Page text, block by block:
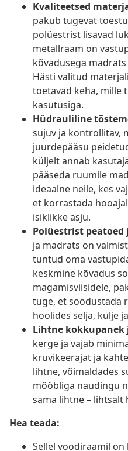
Kvaliteetsed
pakub tugevat
polüestrist lisavad
metallraam on
kõvadusega
Hästi valitud
toetavad keha, mille
kasutusiga.
Hüdrauliline
sujuv ja kontrollitav,
juurdepääsu
küljelt annab
pääseda ruumile
ideaalne neile, kes
et korrastada
isiklikke asju.
Polüestrist peatoed
ja madrats on
tuntud oma
keskmine kõvadus
magamisviisidele,
tuge, et soodustada
hoolides selja, külje
Lihtne kokkupanek
kerge ja vajab
kruvikeerajat ja
lihtne, võimaldades
mööbliga naudingu
sama lihtne – lihtsalt
Hea teada:
Sellel voodiraamil